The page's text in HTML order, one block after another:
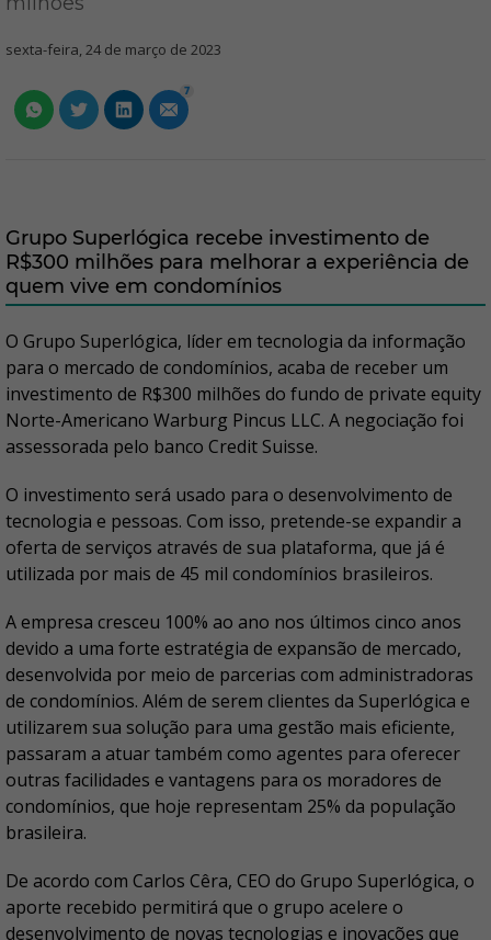
sexta-feira, 24 de março de 2023
7
Grupo Superlógica recebe investimento de
R$300 milhões para melhorar a experiência de
quem vive em condomínios
O Grupo Superlógica, líder em tecnologia da informação
para o mercado de condomínios, acaba de receber um
investimento de R$300 milhões do fundo de private equity
Norte-Americano Warburg Pincus LLC. A negociação foi
assessorada pelo banco Credit Suisse.
O investimento será usado para o desenvolvimento de
tecnologia e pessoas. Com isso, pretende-se expandir a
oferta de serviços através de sua plataforma, que já é
utilizada por mais de 45 mil condomínios brasileiros.
A empresa cresceu 100% ao ano nos últimos cinco anos
devido a uma forte estratégia de expansão de mercado,
desenvolvida por meio de parcerias com administradoras
de condomínios. Além de serem clientes da Superlógica e
utilizarem sua solução para uma gestão mais eficiente,
passaram a atuar também como agentes para oferecer
outras facilidades e vantagens para os moradores de
condomínios, que hoje representam 25% da população
brasileira.
De acordo com Carlos Cêra, CEO do Grupo Superlógica, o
aporte recebido permitirá que o grupo acelere o
desenvolvimento de novas tecnologias e inovações que